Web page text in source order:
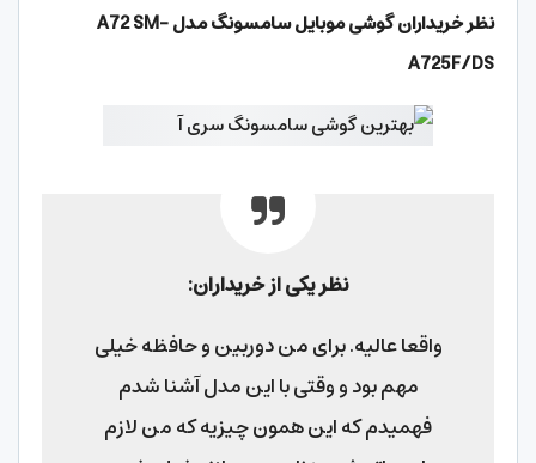
نظر خریداران گوشی موبایل سامسونگ مدل A72 SM-
A725F/DS
نظر یکی از خریداران:
واقعا عالیه. برای من دوربین و حافظه خیلی
مهم بود و وقتی با این مدل آشنا شدم
فهمیدم که این همون چیزیه که من لازم